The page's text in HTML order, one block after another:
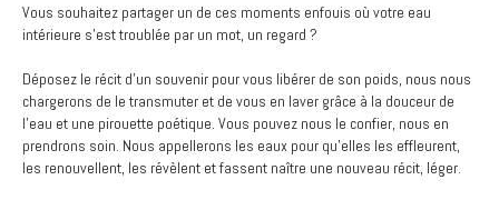
Vous souhaitez partager un de ces moments enfouis où votre eau
intérieure s’est troublée par un mot, un regard ?
Déposez le récit d’un souvenir pour vous libérer de son poids, nous nous
chargerons de le transmuter et de vous en laver grâce à la douceur de
l’eau et une pirouette poétique. Vous pouvez nous le confier, nous en
prendrons soin. Nous appellerons les eaux pour qu’elles les effleurent,
les renouvellent, les révèlent et fassent naître une nouveau récit, léger.